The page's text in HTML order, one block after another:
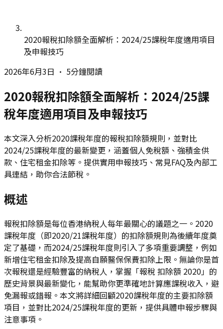
2020報稅扣除額全面解析：2024/25課稅年度適用項目
及申報技巧
2026年6月3日 • 5分鐘閱讀
2020報稅扣除額全面解析：2024/25課
稅年度適用項目及申報技巧
本文深入分析2020課稅年度的報稅扣除額規則，並對比
2024/25課稅年度的最新變更，涵蓋個人免稅額、強積金供
款、住宅租金扣除等。提供實用申報技巧、常見FAQ及內部工
具連結，助你合法節稅。
概述
報稅扣除額是每位香港納稅人每年最關心的議題之一。2020
課稅年度（即2020/21課稅年度）的扣除額規則為後續年度奠
定了基礎，而2024/25課稅年度則引入了多項重要調整，例如
新增住宅租金扣除及提高自願醫保保費扣除上限。無論你是首
次報稅還是經驗豐富的納稅人，掌握「報稅 扣除額 2020」的
歷史背景與最新變化，能幫助你更準確地計算應課稅收入，避
免漏報或錯報。本文將詳細回顧2020課稅年度的主要扣除額
項目，並對比2024/25課稅年度的更新，提供具體申報步驟與
注意事項。